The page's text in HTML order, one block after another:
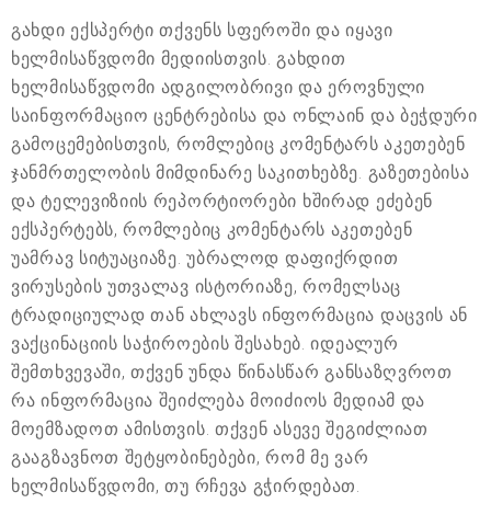
გახდი ექსპერტი თქვენს სფეროში და იყავი
ხელმისაწვდომი მედიისთვის. გახდით
ხელმისაწვდომი ადგილობრივი და ეროვნული
საინფორმაციო ცენტრებისა და ონლაინ და ბეჭდური
გამოცემებისთვის, რომლებიც კომენტარს აკეთებენ
ჯანმრთელობის მიმდინარე საკითხებზე. გაზეთებისა
და ტელევიზიის რეპორტიორები ხშირად ეძებენ
ექსპერტებს, რომლებიც კომენტარს აკეთებენ
უამრავ სიტუაციაზე. უბრალოდ დაფიქრდით
ვირუსების უთვალავ ისტორიაზე, რომელსაც
ტრადიციულად თან ახლავს ინფორმაცია დაცვის ან
ვაქცინაციის საჭიროების შესახებ. იდეალურ
შემთხვევაში, თქვენ უნდა წინასწარ განსაზღვროთ
რა ინფორმაცია შეიძლება მოიძიოს მედიამ და
მოემზადოთ ამისთვის. თქვენ ასევე შეგიძლიათ
გააგზავნოთ შეტყობინებები, რომ მე ვარ
ხელმისაწვდომი, თუ რჩევა გჭირდებათ.